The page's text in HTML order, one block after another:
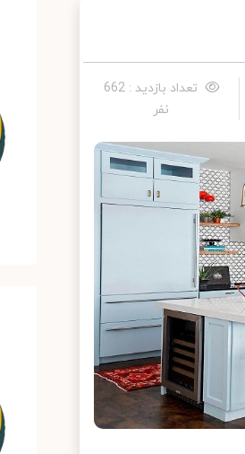
تعداد بازدید : 662
نفر